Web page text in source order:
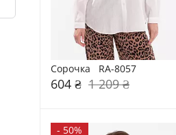
Сорочка   RA-8057
604 ₴ 1 209 ₴
- 50%